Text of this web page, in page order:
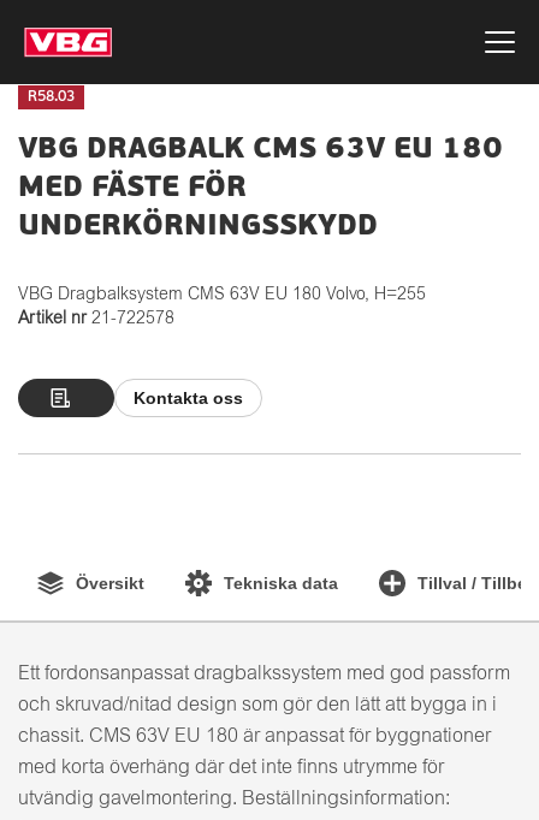
R58.03
VBG DRAGBALK CMS 63V EU 180
MED FÄSTE FÖR
UNDERKÖRNINGSSKYDD
VBG Dragbalksystem CMS 63V EU 180 Volvo, H=255
Artikel nr 21-722578
Kontakta oss
Översikt Tekniska data Tillval /
Ett fordonsanpassat dragbalkssystem med god passform
och skruvad/nitad design som gör den lätt att bygga in i
chassit. CMS 63V EU 180 är anpassat för byggnationer
med korta överhäng där det inte finns utrymme för
utvändig gavelmontering. Beställningsinformation: